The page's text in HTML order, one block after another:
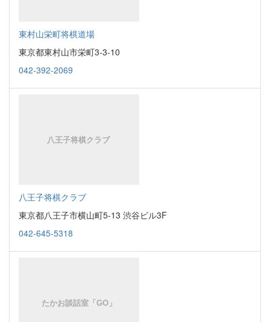
東村山栄町将棋道場
東京都東村山市栄町3-3-10
042-392-2069
八王子将棋クラブ
東京都八王子市横山町5-13 渋谷ビル3F
042-645-5318